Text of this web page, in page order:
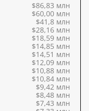
$86,83 млн
$60,00 млн
$41,8 млн
$28,16 млн
$18,59 млн
$14,85 млн
$14,51 млн
$12,09 млн
$10,88 млн
$10,84 млн
$9,42 млн
$8,48 млн
$7,43 млн